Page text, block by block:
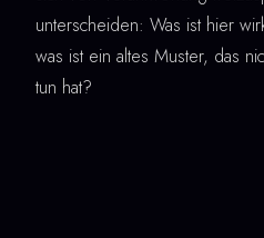
unterscheiden: Was ist hier
was ist ein altes Muster, das
tun hat?